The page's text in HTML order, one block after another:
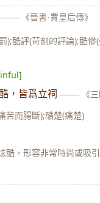
—— 《晉書·賈皇后傳》
);酷評(苛刻的評論);酷
，皆爲立祠 —— 《
苦而腸斷);酷楚(痛楚)
酷，形容非常時尚或吸